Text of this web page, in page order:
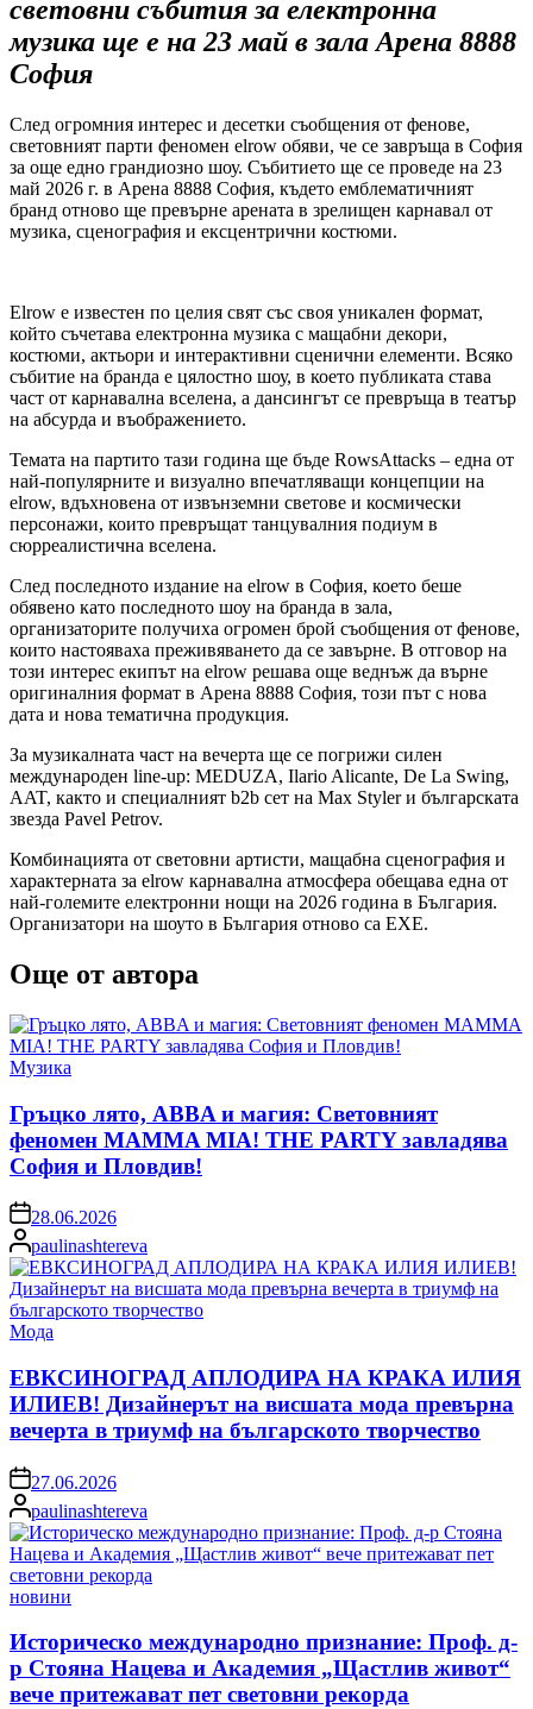
световни събития за електронна
музика ще е на 23 май в зала Арена 8888
София
След огромния интерес и десетки съобщения от фенове,
световният парти феномен elrow обяви, че се завръща в София
за още едно грандиозно шоу. Събитието ще се проведе на 23
май 2026 г. в Арена 8888 София, където емблематичният
бранд отново ще превърне арената в зрелищен карнавал от
музика, сценография и ексцентрични костюми.
Elrow е известен по целия свят със своя уникален формат,
който съчетава електронна музика с мащабни декори,
костюми, актьори и интерактивни сценични елементи. Всяко
събитие на бранда е цялостно шоу, в което публиката става
част от карнавална вселена, а дансингът се превръща в театър
на абсурда и въображението.
Темата на партито тази година ще бъде RowsAttacks – една от
най-популярните и визуално впечатляващи концепции на
elrow, вдъхновена от извънземни светове и космически
персонажи, които превръщат танцувалния подиум в
сюрреалистична вселена.
След последното издание на elrow в София, което беше
обявено като последното шоу на бранда в зала,
организаторите получиха огромен брой съобщения от фенове,
които настояваха преживяването да се завърне. В отговор на
този интерес екипът на elrow решава още веднъж да върне
оригиналния формат в Арена 8888 София, този път с нова
дата и нова тематична продукция.
За музикалната част на вечерта ще се погрижи силен
международен line-up: MEDUZA, Ilario Alicante, De La Swing,
AAT, както и специалният b2b сет на Max Styler и българската
звезда Pavel Petrov.
Комбинацията от световни артисти, мащабна сценография и
характерната за elrow карнавална атмосфера обещава една от
най-големите електронни нощи на 2026 година в България.
Организатори на шоуто в България отново са EXE.
Още от автора
Posted
Музика
Гръцко лято, ABBA и магия: Световният
феномен MAMMA MIA! THE PARTY завладява
София и Пловдив!
on 28.06.2026
Posted
by
paulinashtereva
Posted
Мода
ЕВКСИНОГРАД АПЛОДИРА НА КРАКА ИЛИЯ
ИЛИЕВ! Дизайнерът на висшата мода превърна
вечерта в триумф на българското творчество
on 27.06.2026
Posted
by
paulinashtereva
Posted
новини
Историческо международно признание: Проф. д-
р Стояна Нацева и Академия „Щастлив живот“
вече притежават пет световни рекорда